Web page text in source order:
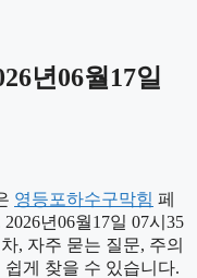
년06월17일
영등포하수구막힘 페
년06월17일 07시35
, 자주 묻는 질문, 주의
게 찾을 수 있습니다.